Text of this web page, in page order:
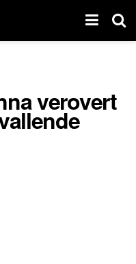
verovert